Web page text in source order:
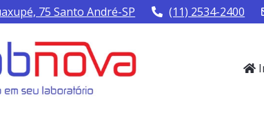
75 Santo André-SP (11) 2534-2400